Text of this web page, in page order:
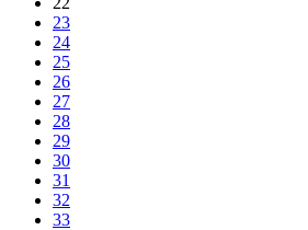
23
24
25
26
27
28
29
30
31
32
33